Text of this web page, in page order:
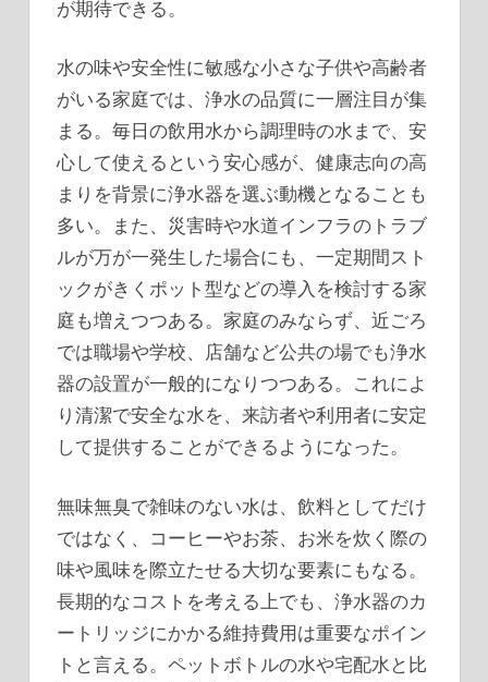
が期待できる。
水の味や安全性に敏感な小さな子供や高齢者
がいる家庭では、浄水の品質に一層注目が集
まる。毎日の飲用水から調理時の水まで、安
心して使えるという安心感が、健康志向の高
まりを背景に浄水器を選ぶ動機となることも
多い。また、災害時や水道インフラのトラブ
ルが万が一発生した場合にも、一定期間スト
ックがきくポット型などの導入を検討する家
庭も増えつつある。家庭のみならず、近ごろ
では職場や学校、店舗など公共の場でも浄水
器の設置が一般的になりつつある。これによ
り清潔で安全な水を、来訪者や利用者に安定
して提供することができるようになった。
無味無臭で雑味のない水は、飲料としてだけ
ではなく、コーヒーやお茶、お米を炊く際の
味や風味を際立たせる大切な要素にもなる。
長期的なコストを考える上でも、浄水器のカ
ートリッジにかかる維持費用は重要なポイン
トと言える。ペットボトルの水や宅配水と比